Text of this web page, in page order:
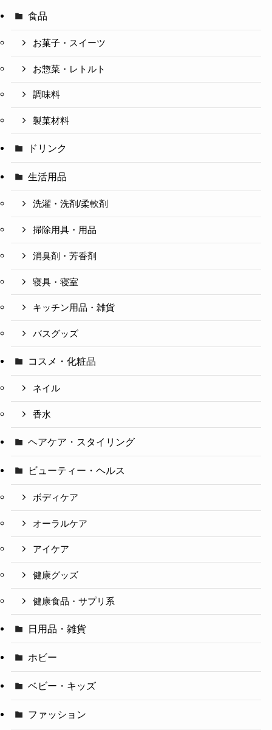
食品
お菓子・スイーツ
お惣菜・レトルト
調味料
製菓材料
ドリンク
生活用品
洗濯・洗剤/柔軟剤
掃除用具・用品
消臭剤・芳香剤
寝具・寝室
キッチン用品・雑貨
バスグッズ
コスメ・化粧品
ネイル
香水
ヘアケア・スタイリング
ビューティー・ヘルス
ボディケア
オーラルケア
アイケア
健康グッズ
健康食品・サプリ系
日用品・雑貨
ホビー
ベビー・キッズ
ファッション